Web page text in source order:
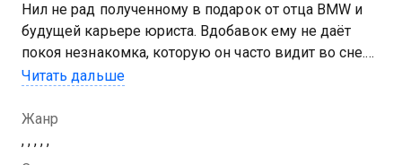
Нил не рад полученному в подарок от отца BMW и
будущей карьере юриста. Вдобавок ему не даёт
покоя незнакомка, которую он часто видит во сне.
Чтобы разобраться в происходящем, Нил
нет ни на одной карте
Читать дальше
Жанр
, , , , ,